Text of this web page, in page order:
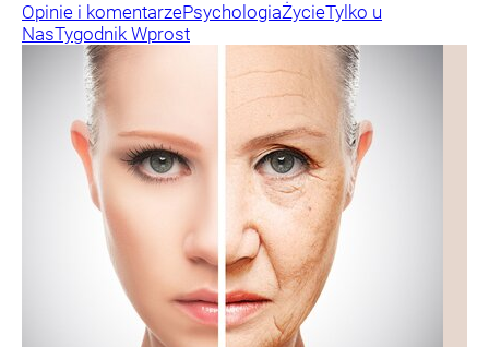
Opinie i komentarzePsychologiaŻycieTylko u
NasTygodnik Wprost